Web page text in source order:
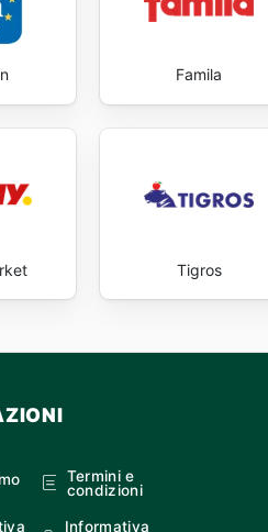
Famila
Tigros
Termini e
condizioni
Informativa